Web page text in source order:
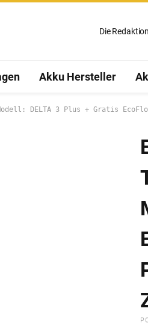
Die Redaktion
Akku Hersteller
DELTA 3 Plus + Gratis